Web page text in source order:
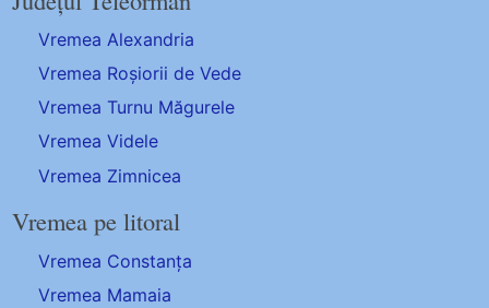
Vremea Alexandria
Vremea Roșiorii de Vede
Vremea Turnu Măgurele
Vremea Videle
Vremea Zimnicea
Vremea pe litoral
Vremea Constanța
Vremea Mamaia